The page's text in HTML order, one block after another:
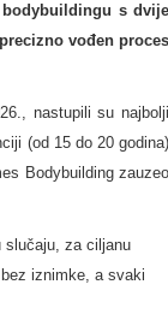
bodybuildingu s dvije
vođen proces
nastupili su najbolji
(od 15 do 20 godina)
Bodybuilding zauzeo
slučaju, za ciljanu
iznimke, a svaki